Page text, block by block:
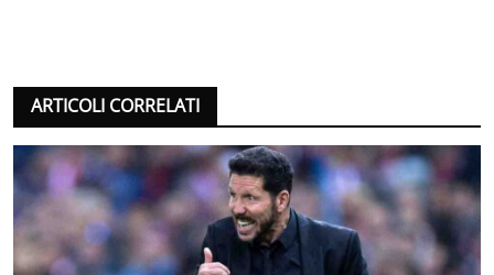
ARTICOLI CORRELATI